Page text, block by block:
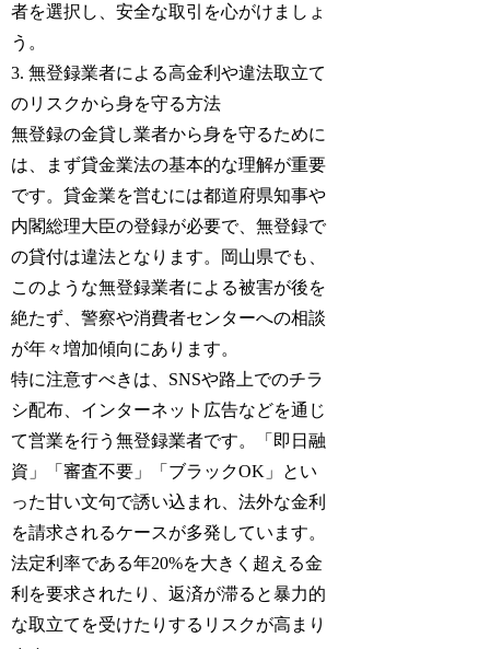
者を選択し、安全な取引を心がけましょ
う。
3. 無登録業者による高金利や違法取立て
のリスクから身を守る方法
無登録の金貸し業者から身を守るために
は、まず貸金業法の基本的な理解が重要
です。貸金業を営むには都道府県知事や
内閣総理大臣の登録が必要で、無登録で
の貸付は違法となります。岡山県でも、
このような無登録業者による被害が後を
絶たず、警察や消費者センターへの相談
が年々増加傾向にあります。
特に注意すべきは、SNSや路上でのチラ
シ配布、インターネット広告などを通じ
て営業を行う無登録業者です。「即日融
資」「審査不要」「ブラックOK」とい
った甘い文句で誘い込まれ、法外な金利
を請求されるケースが多発しています。
法定利率である年20%を大きく超える金
利を要求されたり、返済が滞ると暴力的
な取立てを受けたりするリスクが高まり